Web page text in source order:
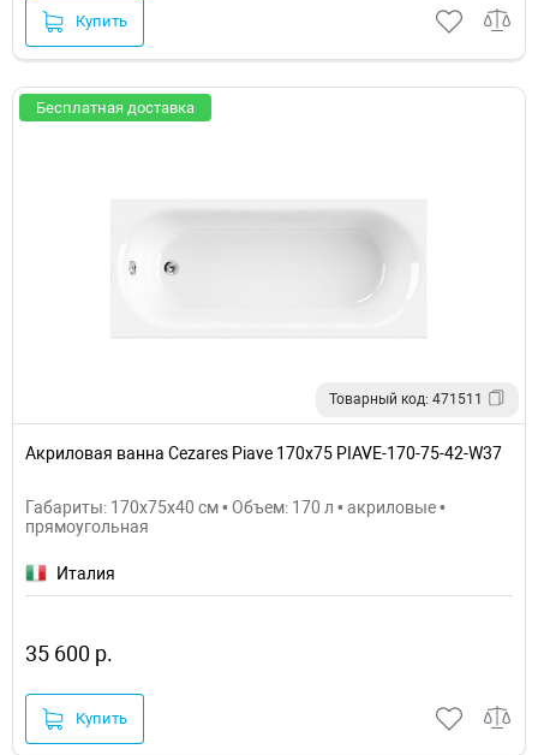
Купить
Бесплатная доставка
Товарный код: 471511
Акриловая ванна Cezares Piave 170x75 PIAVE-170-75-42-W37
Габариты: 170x75x40 см • Объем: 170 л • акриловые •
прямоугольная
Италия
35 600 р.
Купить